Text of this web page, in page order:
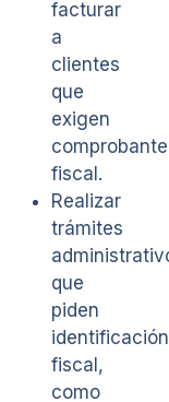
facturar
a
clientes
que
exigen
comprobante
fiscal.
Realizar
trámites
que
piden
identificación
fiscal,
como